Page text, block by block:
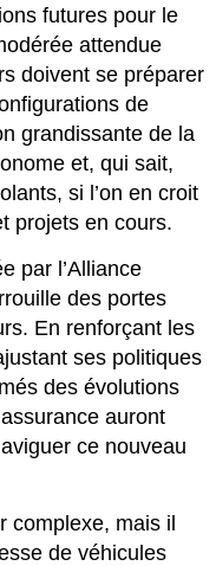
futures pour le
attendue
doivent se préparer
de
grandissante de la
et, qui sait,
si l’on en croit
projets en cours.
par l’Alliance
des portes
En renforçant les
ses politiques
des évolutions
auront
ce nouveau
complexe, mais il
de véhicules